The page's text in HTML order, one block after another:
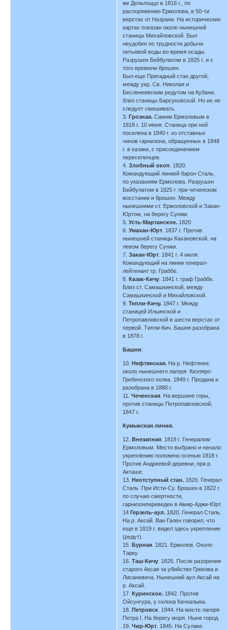
же Дельпоццо в 1816 г., по
распоряжению Ермолова, в 50-ти
верстах от Назрани. На исторических
картах показан около нынешней
станицы Михайловской. Был
неудобен по трудности добычи
питьевой воды во время осады.
Разрушен Бейбулатом в 1825 г. и с
того времени брошен.
Был еще Прегадный стан другой,
между укр. Св. Николая и
Бесленеевским редутом на Кубани,
близ станицы Барсуковской. Но их не
следует смешивать.
3.
Грозная. Самим Ермоловым в
1818 г. 10 июня. Станица при ней
поселена в 1840 г. из отставных
чинов гарнизона, обращенных в 1848
г. в казаки, с присоединением
переселенцев.
4.Злобный окоп . 1820.
Командующий линией барон Сталь,
по указаниям Ермолова. Разрушен
Бейбулатом в 1825 г. при чеченском
восстании и брошен. Между
нынешними ст. Ермоловской и Закан-
Юртом, на берегу Сунжи.
5.Усть-Мартанское. 1820
6.Умахан-Юрт . 1837 г. Против
нынешней станицы Кахановской, на
левом берегу Сунжи.
7.Закан-Юрт . 1841 г. 4 июля.
Командующий на линии генерал-
лейтенант гр. Граббе.
8.
Казак-Кичу . 1841 г. граф Граббе.
Близ ст. Самашкинской, между
Самашкинской и Михайловской.
9.Тепли-Кичу. 1847 г. Между
станицей Ильинской и
Петропавловской в шести верстах от
первой. Типли-Кич. Башня разобрана
в 1878 г.
Башни:
10. Нефтянская. На р. Нефтянке,
около нынешнего лагеря Кизляро-
Гребенского полка. 1849 г. Продана и
разобрана в 1880 г.
11.Чеченская . На вершине горы,
против станицы Петропавловской,
1847 г.
Кумыкская линия.
12. Внезапная . 1819 г. Генералом
Ермоловым. Место выбрано и начало
укреплению положено осенью 1818 г.
Против Андреевой деревни, при р.
Акташе.
13.
Неотступный стан. 1820. Генерал
Сталь. При Исти-Су. Брошен в 1822 г.
по случаю смертности,
гарнизонпереведен в Амир-Аджи-Юрт.
14 Герзель-аул. 1820. Генерал Сталь.
На р. Аксай. Ван Гален говорил, что
еще в 1819 г. видел здесь укрепление
(редут).
15.
Бурная . 1821. Ермолов. Около
Тарку.
16.Таш-Кичу . 1825. После разорения
старого Аксая за убийство Грекова и
Лисаневича. Нынешний аул Аксай на
р. Аксай.
17.
Куринское. 1842. Против
Ойсунгура, у склона Качкалыка.
18.
Петровск . 1844. На месте лагеря
Петра I. На берегу моря. Ныне город.
19.Чир-Юрт . 1845. На Сулаке.